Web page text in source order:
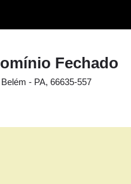
Fechado
- PA, 66635-557